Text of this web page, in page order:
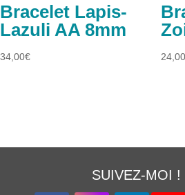
Bracelet Lapis-
Lazuli AA 8mm
34,00€ 24,00
SUIVEZ-MOI !